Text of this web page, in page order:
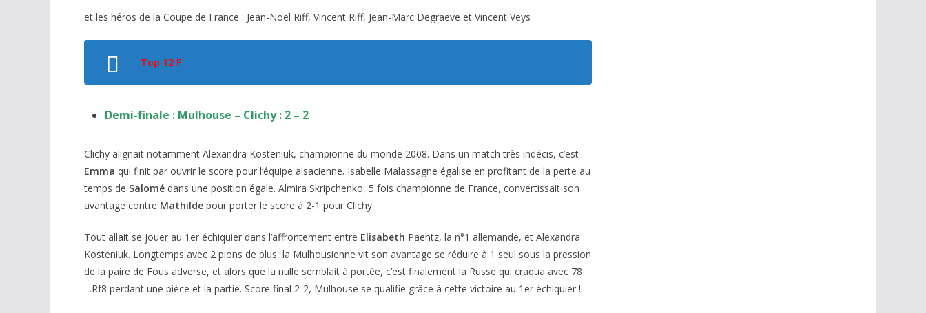
et les héros de la Coupe de France : Jean-Noël Riff, Vincent Riff, Jean-Marc Degraeve et Vincent Veys
Top 12 F
Demi-finale : Mulhouse – Clichy : 2 – 2
Clichy alignait notamment Alexandra Kosteniuk, championne du monde 2008. Dans un match très indécis, c’est
Emma qui finit par ouvrir le score pour l’équipe alsacienne. Isabelle Malassagne égalise en profitant de la perte au
temps de Salomé dans une position égale. Almira Skripchenko, 5 fois championne de France, convertissait son
avantage contre Mathilde pour porter le score à 2-1 pour Clichy.
Tout allait se jouer au 1er échiquier dans l’affrontement entre Elisabeth Paehtz, la n°1 allemande, et Alexandra
Kosteniuk. Longtemps avec 2 pions de plus, la Mulhousienne vit son avantage se réduire à 1 seul sous la pression
de la paire de Fous adverse, et alors que la nulle semblait à portée, c’est finalement la Russe qui craqua avec 78
…Rf8 perdant une pièce et la partie. Score final 2-2, Mulhouse se qualifie grâce à cette victoire au 1er échiquier !